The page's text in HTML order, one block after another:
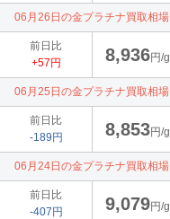
06月26日の金プラチナ買取相場
前日比
+57円
8,936円/g
06月25日の金プラチナ買取相場
前日比
-189円
8,853円/g
06月24日の金プラチナ買取相場
前日比
-407円
9,079円/g